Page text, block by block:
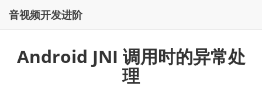
音视频开发进阶
Android JNI 调用时的异常处
理